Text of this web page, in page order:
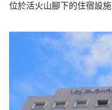
位於活火山腳下的住宿設施